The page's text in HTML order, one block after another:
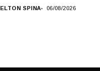
ELTON SPINA 06/08/2026